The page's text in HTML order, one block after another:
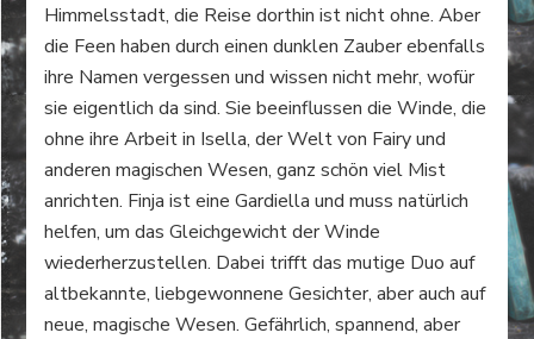
Himmelsstadt, die Reise dorthin ist nicht ohne. Aber
die Feen haben durch einen dunklen Zauber ebenfalls
ihre Namen vergessen und wissen nicht mehr, wofür
sie eigentlich da sind. Sie beeinflussen die Winde, die
ohne ihre Arbeit in Isella, der Welt von Fairy und
anderen magischen Wesen, ganz schön viel Mist
anrichten. Finja ist eine Gardiella und muss natürlich
helfen, um das Gleichgewicht der Winde
wiederherzustellen. Dabei trifft das mutige Duo auf
altbekannte, liebgewonnene Gesichter, aber auch auf
neue, magische Wesen. Gefährlich, spannend, aber